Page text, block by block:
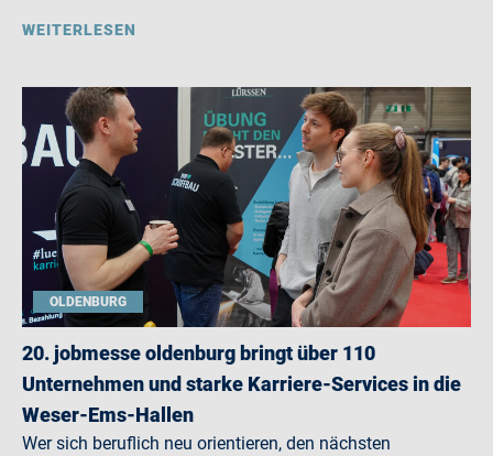
WEITERLESEN
OLDENBURG
20. jobmesse oldenburg bringt über 110
Unternehmen und starke Karriere-Services in die
Weser-Ems-Hallen
Wer sich beruflich neu orientieren, den nächsten